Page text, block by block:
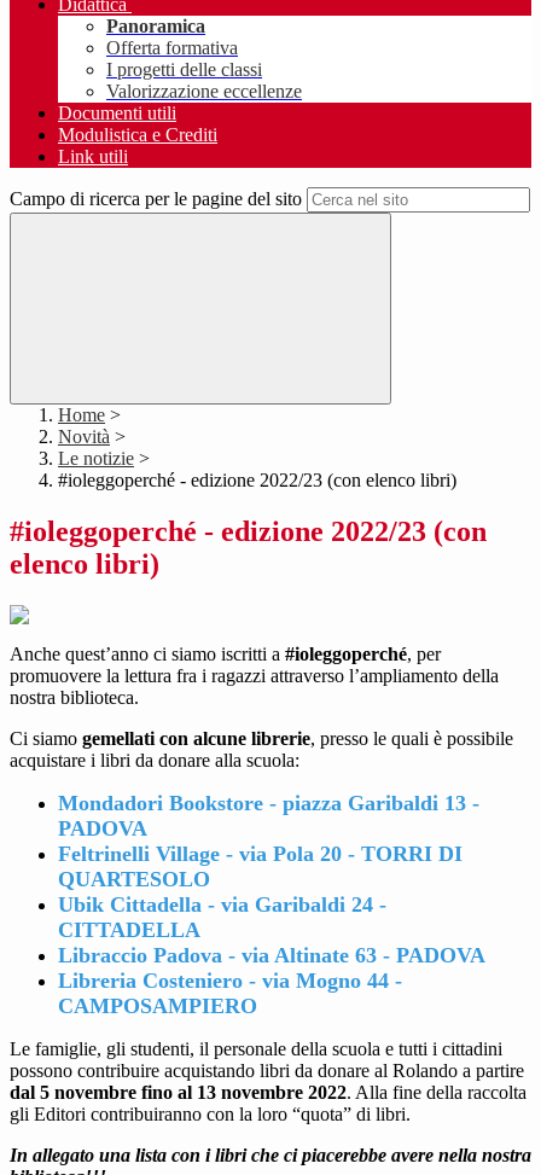
Didattica
Panoramica
Offerta formativa
I progetti delle classi
Valorizzazione eccellenze
Documenti utili
Modulistica e Crediti
Link utili
Campo di ricerca per le pagine del sito
Home >
Novità >
Le notizie >
#ioleggoperché - edizione 2022/23 (con elenco libri)
#ioleggoperché - edizione 2022/23 (con
elenco libri)
Anche quest’anno ci siamo iscritti a #ioleggoperché, per
promuovere la lettura fra i ragazzi attraverso l’ampliamento della
nostra biblioteca.
Ci siamo gemellati con alcune librerie, presso le quali è possibile
acquistare i libri da donare alla scuola:
Mondadori Bookstore - piazza Garibaldi 13 -
PADOVA
Feltrinelli Village - via Pola 20 - TORRI DI
QUARTESOLO
Ubik Cittadella - via Garibaldi 24 -
CITTADELLA
Libraccio Padova - via Altinate 63 - PADOVA
Libreria Costeniero - via Mogno 44 -
CAMPOSAMPIERO
Le famiglie, gli studenti, il personale della scuola e tutti i cittadini
possono contribuire acquistando libri da donare al Rolando a partire
dal 5 novembre fino al 13 novembre 2022. Alla fine della raccolta
gli Editori contribuiranno con la loro “quota” di libri.
In allegato una lista con i libri che ci piacerebbe avere nella nostra